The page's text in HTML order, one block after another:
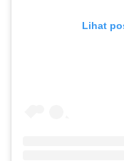
Lihat